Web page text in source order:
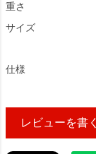
重さ
サイズ
仕様
レビューを書く